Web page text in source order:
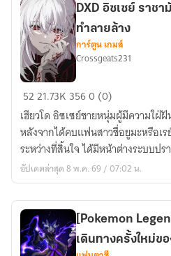
Zi-
o
The
Path
of
the
Vengeful
Demon
ของ
พยาบาท]
ใช้
เวท
มนต์
คน
นี้
เขา
คือ
ความ
หวัง
ความ
หวัง
กัน
แน่
DXD
อิซ
เซย์
ราชา
มังกร
ทอง
การ
ทำลาย
ล้าง
DXD อิซเซย์ ราช
ทำลายล้าง
การ์ตูน เกมส์
Crossgeats231
5221.73K 3560 (0)
เฮียวโด อิซเซย์ชายหนุ่มผู้มีความใฝ่
หลังจากได้คบแฟนสาวชื่อยูมะหรือเร
ระหว่างที่สิ้นใจ ได้มีหน้าต่างระบบป
อัปเดตล่าสุด 8 พ.ค. 69 / 07:02 น.
[Pokemon
เดินทางครั้งใหม่ข